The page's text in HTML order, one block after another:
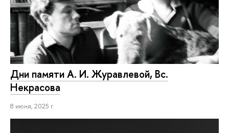
Дни памяти А. И. Журавлевой, Вс.
Некрасова
8 июня, 2025 г.